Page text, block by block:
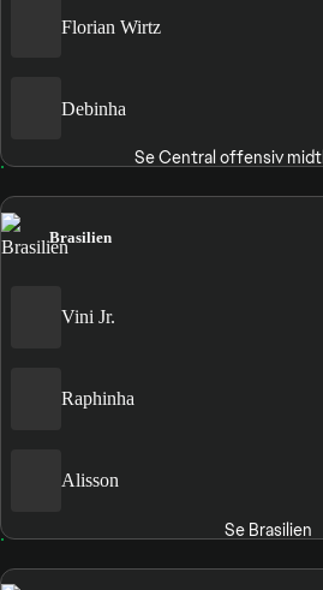
Florian Wirtz
Debinha
Se Central offensiv
Brasilien
Vini Jr.
Raphinha
Alisson
Se Brasilien